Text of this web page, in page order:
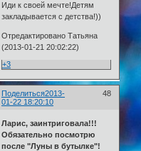
Иди к своей мечте!Детям
закладывается с детства!))
Отредактировано Татьяна
(2013-01-21 20:02:22)
+3
Поделиться 48
2013-
01-22 18:20:10
Ларис, заинтриговала!!!
Обязательно посмотрю
после "Луны в бутылке"!